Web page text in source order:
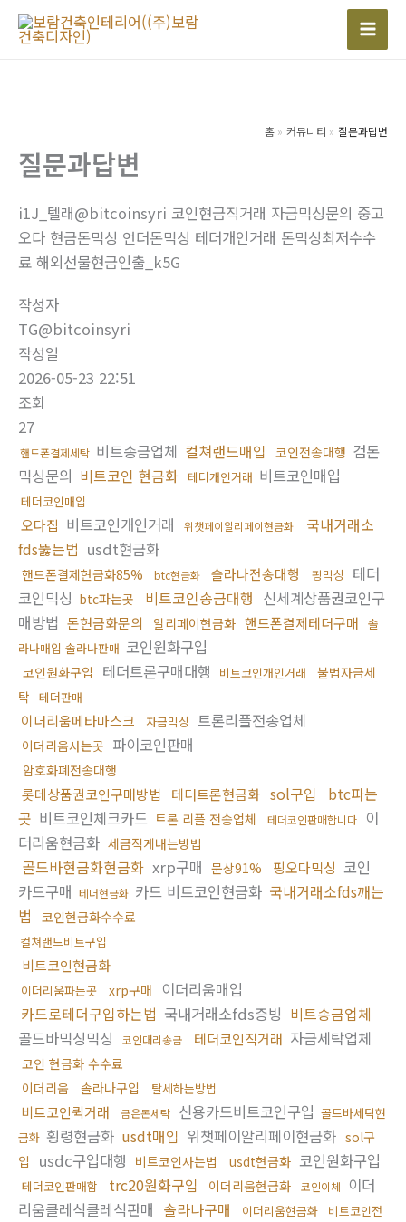
Main
홈 커뮤니티 질문과답변
질문과답변
i1J_텔래@bitcoinsyri 코인현금직거래 자금믹싱문의 중고
오다 현금돈믹싱 언더돈믹싱 테더개인거래 돈믹싱최저수수
료 해외선물현금인출_k5G
작성자
TG@bitcoinsyri
작성일
2026-05-23 22:51
조회
27
핸드폰결제세탁 비트송금업체 컬쳐랜드매입 코인전송대행 검돈
믹싱문의 비트코인 현금화 테더개인거래 비트코인매입
테더코인매입
오다집 비트코인개인거래 위챗페이알리페이현금화
국내거래소
fds뚫는법 usdt현금화
핸드폰결제현금화85% btc현금화 솔라나전송대행 핑믹싱
테더
코인믹싱 btc파는곳 비트코인송금대행 신세계상품권코인구
매방법 돈현금화문의 알리페이현금화 핸드폰결제테더구매 솔
라나매입 솔라나판매 코인원화구입
코인원화구입 테더트론구매대행 비트코인개인거래
불법자금세
탁 테더판매
이더리움메타마스크 자금믹싱 트론리플전송업체
이더리움사는곳 파이코인판매
암호화폐전송대행
롯데상품권코인구매방법 테더트론현금화 sol구입
btc파는
곳 비트코인체크카드 트론 리플 전송업체 테더코인판매합니다
이
더리움현금화 세금적게내는방법
골드바현금화현금화 xrp구매 문상91% 핑오다믹싱 코인
카드구매 테더현금화 카드 비트코인현금화 국내거래소fds깨는
법
코인현금화수수료
컬쳐랜드비트구입
비트코인현금화
이더리움파는곳 xrp구매
이더리움매입
카드로테더구입하는법 국내거래소fds증빙 비트송금업체
골드바믹싱믹싱
코인대리송금 테더코인직거래 자금세탁업체
코인 현금화 수수료
이더리움
솔라나구입 탈세하는방법
비트코인퀵거래 금은돈세탁 신용카드비트코인구입 골드바세탁현
금화 횡령현금화 usdt매입 위챗페이알리페이현금화 sol구
입
usdc구입대행 비트코인사는법 usdt현금화 코인원화구입
테더코인판매함 trc20원화구입 이더리움현금화 코인이체
이더
리움클레식클레식판매 솔라나구매 이더리움현금화
비트코인전